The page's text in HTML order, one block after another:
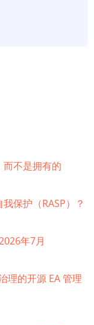
而不是拥有的
保护（RASP）？
年7月
理的开源 EA 管理